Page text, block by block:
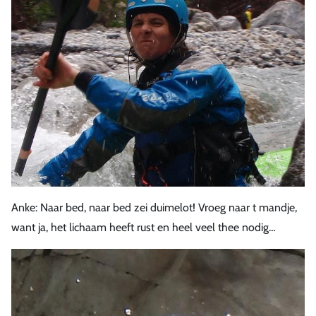
Anke: Naar bed, naar bed zei duimelot! Vroeg naar t mandje,
want ja, het lichaam heeft rust en heel veel thee nodig…